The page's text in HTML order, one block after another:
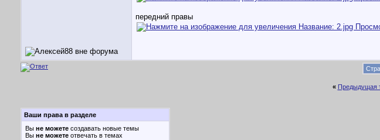
передний правы
« Предыдущая
Ваши права в разделе
Вы не можете создавать новые темы
Вы не можете отвечать в темах